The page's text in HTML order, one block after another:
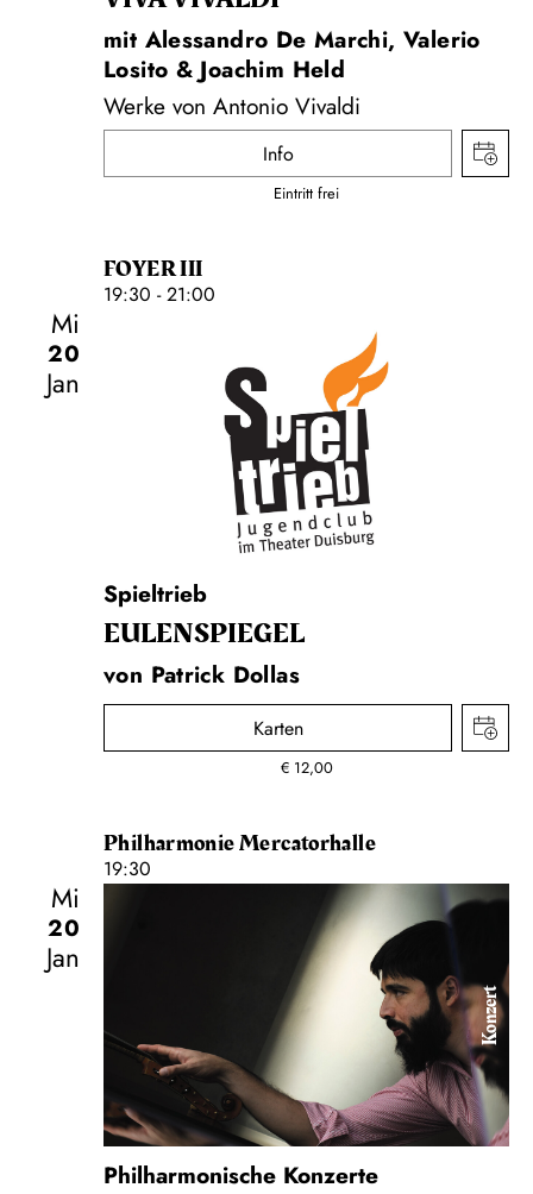
mit Alessandro De Marchi, Valerio
Losito & Joachim Held
Werke von Antonio Vivaldi
Info
Eintritt frei
FOYER III
19:30 - 21:00
Mi
20
Jan
Spieltrieb
EULENSPIEGEL
von Patrick Dollas
Karten
€ 12,00
Philharmonie Mercatorhalle
19:30
Mi
20
Jan
Konzert
Philharmonische Konzerte